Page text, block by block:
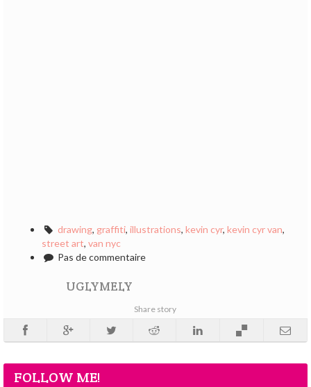
drawing, graffiti, illustrations, kevin cyr, kevin cyr van,
street art, van nyc
Pas de commentaire
UGLYMELY
Share story
FOLLOW ME!